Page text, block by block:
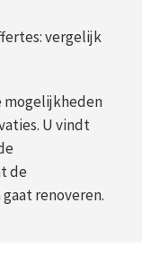
vergelijk
mogelijkheden
U vindt
de
renoveren.